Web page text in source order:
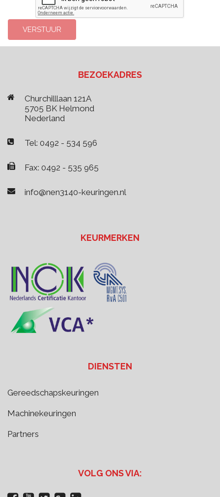
BEZOEKADRES
Churchilllaan 121A
5705 BK Helmond
Nederland
Tel: 0492 - 534 596
Fax: 0492 - 535 965
info@nen3140-keuringen.nl
KEURMERKEN
DIENSTEN
Gereedschapskeuringen
Machinekeuringen
Partners
VOLG ONS VIA: